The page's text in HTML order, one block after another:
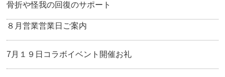
骨折や怪我の回復のサポート
８月営業営業日ご案内
7月１９日コラボイベント開催お礼